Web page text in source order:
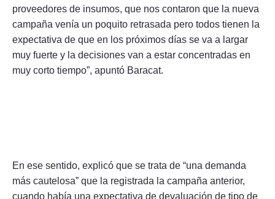
proveedores de insumos, que nos contaron que la nueva
campaña venía un poquito retrasada pero todos tienen la
expectativa de que en los próximos días se va a largar
muy fuerte y la decisiones van a estar concentradas en
muy corto tiempo”, apuntó Baracat.
En ese sentido, explicó que se trata de “una demanda
más cautelosa” que la registrada la campaña anterior,
cuando había una expectativa de devaluación de tipo de